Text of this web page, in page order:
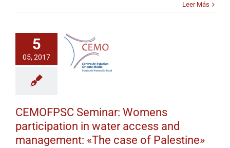
Leer Más
5
05, 2017
CEMOFPSC Seminar: Womens
participation in water access and
management: «The case of Palestine»